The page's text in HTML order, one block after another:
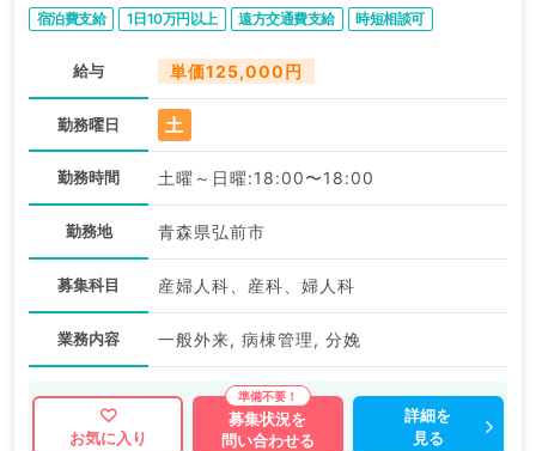
宿泊費支給 1日10万円以上 遠方交通費支給 時短相談可
給与 単価125,000円
勤務曜日 土
勤務時間 土曜～日曜:18:00〜18:00
勤務地 青森県弘前市
募集科目 産婦人科、産科、婦人科
業務内容 一般外来, 病棟管理, 分娩
お気に入り
募集状況を
問い合わせる
詳細を
見る